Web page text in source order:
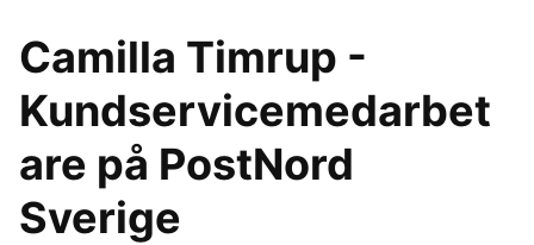
Camilla Timrup -
Kundservicemedarbet
are på PostNord
Sverige